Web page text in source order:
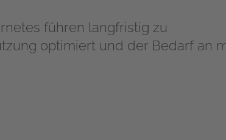
führen langfristig zu
optimiert und der Bedarf an